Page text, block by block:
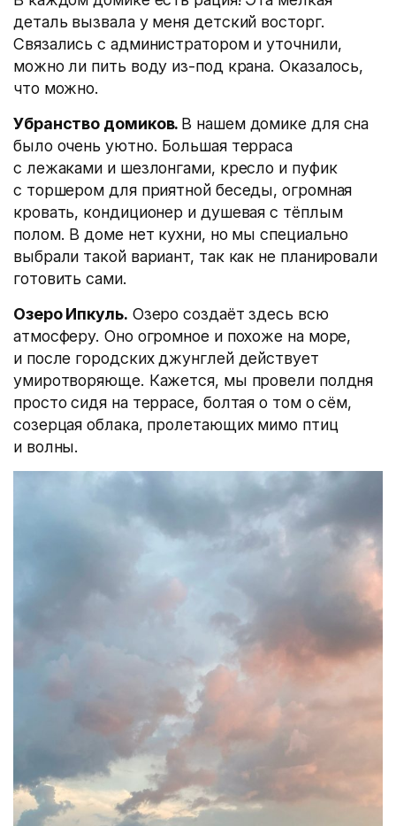
деталь вызвала у меня детский восторг.
Связались с администратором и уточнили,
можно ли пить воду из-под крана. Оказалось,
что можно.
Убранство домиков. В нашем домике для сна
было очень уютно. Большая терраса
с лежаками и шезлонгами, кресло и пуфик
с торшером для приятной беседы, огромная
кровать, кондиционер и душевая с тёплым
полом. В доме нет кухни, но мы специально
выбрали такой вариант, так как не планировали
готовить сами.
Озеро Ипкуль. Озеро создаёт здесь всю
атмосферу. Оно огромное и похоже на море,
и после городских джунглей действует
умиротворяюще. Кажется, мы провели полдня
просто сидя на террасе, болтая о том о сём,
созерцая облака, пролетающих мимо птиц
и волны.